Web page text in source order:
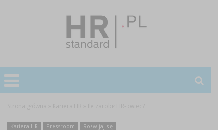
Kariera HR Pressroom Rozwijaj się